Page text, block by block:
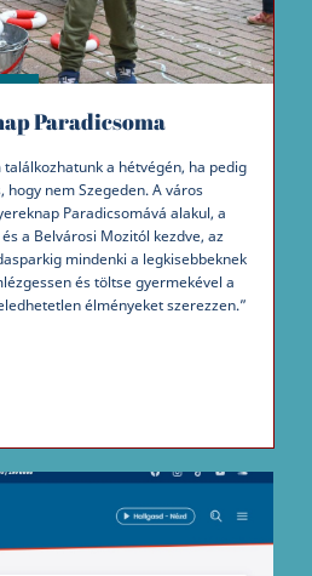
Paradicsoma
a hétvégén, ha pedig
hogy nem Szegeden. A város
Paradicsomává alakul, a
a Belvárosi Mozitól kezdve, az
mindenki a legkisebbeknek
és töltse gyermekével a
élményeket szerezzen.”